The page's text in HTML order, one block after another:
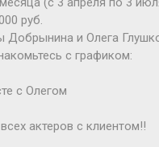
руб.
Добрынина и Олега
с графиком:
с Олегом
актеров с клиентом!!